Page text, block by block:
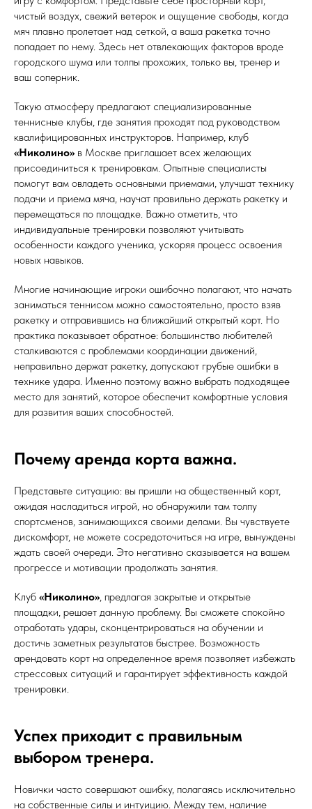
чистый воздух, свежий ветерок и ощущение свободы, когда
мяч плавно пролетает над сеткой, а ваша ракетка точно
попадает по нему. Здесь нет отвлекающих факторов вроде
городского шума или толпы прохожих, только вы, тренер и
ваш соперник.
Такую атмосферу предлагают специализированные
теннисные клубы, где занятия проходят под руководством
квалифицированных инструкторов. Например, клуб
«Николино» в Москве приглашает всех желающих
присоединиться к тренировкам. Опытные специалисты
помогут вам овладеть основными приемами, улучшат технику
подачи и приема мяча, научат правильно держать ракетку и
перемещаться по площадке. Важно отметить, что
индивидуальные тренировки позволяют учитывать
особенности каждого ученика, ускоряя процесс освоения
новых навыков.
Многие начинающие игроки ошибочно полагают, что начать
заниматься теннисом можно самостоятельно, просто взяв
ракетку и отправившись на ближайший открытый корт. Но
практика показывает обратное: большинство любителей
сталкиваются с проблемами координации движений,
неправильно держат ракетку, допускают грубые ошибки в
технике удара. Именно поэтому важно выбрать подходящее
место для занятий, которое обеспечит комфортные условия
для развития ваших способностей.
Почему аренда корта важна.
Представьте ситуацию: вы пришли на общественный корт,
ожидая насладиться игрой, но обнаружили там толпу
спортсменов, занимающихся своими делами. Вы чувствуете
дискомфорт, не можете сосредоточиться на игре, вынуждены
ждать своей очереди. Это негативно сказывается на вашем
прогрессе и мотивации продолжать занятия.
Клуб «Николино», предлагая закрытые и открытые
площадки, решает данную проблему. Вы сможете спокойно
отработать удары, сконцентрироваться на обучении и
достичь заметных результатов быстрее. Возможность
арендовать корт на определенное время позволяет избежать
стрессовых ситуаций и гарантирует эффективность каждой
тренировки.
Успех приходит с правильным
выбором тренера.
Новички часто совершают ошибку, полагаясь исключительно
на собственные силы и интуицию. Между тем, наличие